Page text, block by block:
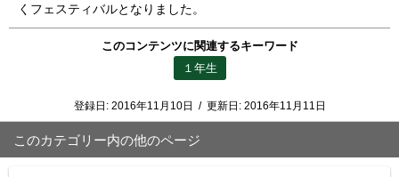
くフェスティバルとなりました。
このコンテンツに関連するキーワード
１年生
登録日: 2016年11月10日 / 更新日: 2016年11月11日
このカテゴリー内の他のページ